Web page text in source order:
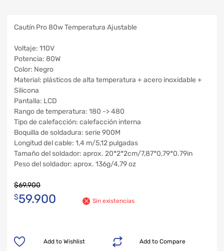
Cautín Pro 80w Temperatura Ajustable
Voltaje: 110V
Potencia: 80W
Color: Negro
Material: plásticos de alta temperatura + acero inoxidable +
Silicona
Pantalla: LCD
Rango de temperatura: 180 -> 480
Tipo de calefacción: calefacción interna
Boquilla de soldadura: serie 900M
Longitud del cable: 1,4 m/5,12 pulgadas
Tamaño del soldador: aprox. 20*2*2cm/7,87*0,79*0.79in
Peso del soldador: aprox. 136g/4,79 oz
$69.900
$59.900 Sin existencias
Add to Compare
Add to Wishlist